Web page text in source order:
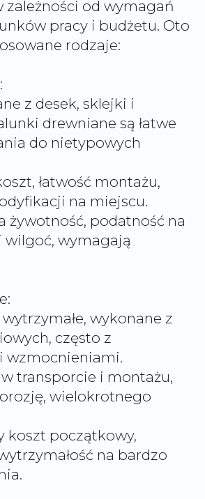
zależności od wymagań
pracy i budżetu. Oto
rodzaje:
z desek, sklejki i
drewniane są łatwe
do nietypowych
łatwość montażu,
na miejscu.
żywotność, podatność na
wilgoć, wymagają
wykonane z
często z
wzmocnieniami.
transporcie i montażu,
wielokrotnego
koszt początkowy,
na bardzo